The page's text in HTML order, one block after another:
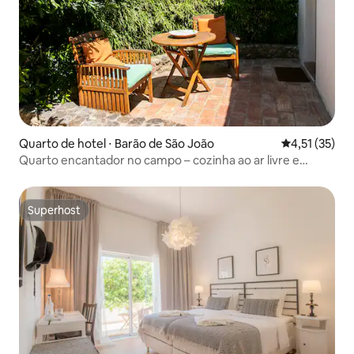
Quarto de hotel ⋅ Barão de São João 4,51 de uma
4,51 (35)
Quarto encantador no campo – cozinha ao ar livre e
Superhost
Superhost